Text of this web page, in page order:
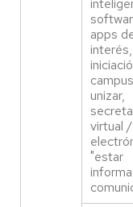
apps
interés,
unizar,
virtual
"estar